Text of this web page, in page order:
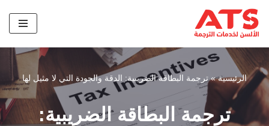
تخطى
إلى
المحتوى
الرئيسية»ترجمة البطاقة الضريبية: الدقة والجودة التي لا مثيل لها
ترجمة البطاقة الضريبية: